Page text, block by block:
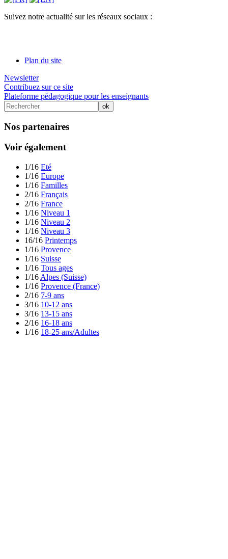
Suivez notre actualité sur les réseaux sociaux :
Plan du site
Newsletter
Contribuez sur ce site
Plateforme pédagogique pour les enseignants
Nos partenaires
Voir également
1/16 Eté
1/16 Europe
1/16 Familles
2/16 Français
2/16 France
1/16 Niveau 1
1/16 Niveau 2
1/16 Niveau 3
16/16 Printemps
1/16 Provence
1/16 Suisse
1/16 Tous ages
1/16 Alpes (Suisse)
1/16 Provence (France)
2/16 7-9 ans
3/16 10-12 ans
3/16 13-15 ans
2/16 16-18 ans
1/16 18-25 ans/Adultes